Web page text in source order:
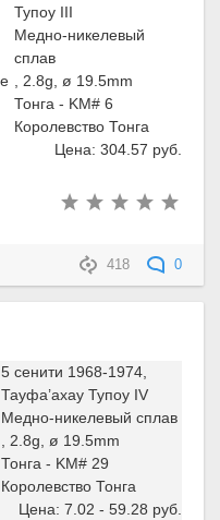
Тупоу III
Медно-никелевый
сплав
, 2.8g, ø 19.5mm
Тонга - KM# 6
Королевство Тонга
Цена: 304.57 руб.
418 0
5 сенити 1968-1974,
Тауфа’ахау Тупоу IV
Медно-никелевый сплав
, 2.8g, ø 19.5mm
Тонга - KM# 29
Королевство Тонга
Цена: 7.02 - 59.28 руб.